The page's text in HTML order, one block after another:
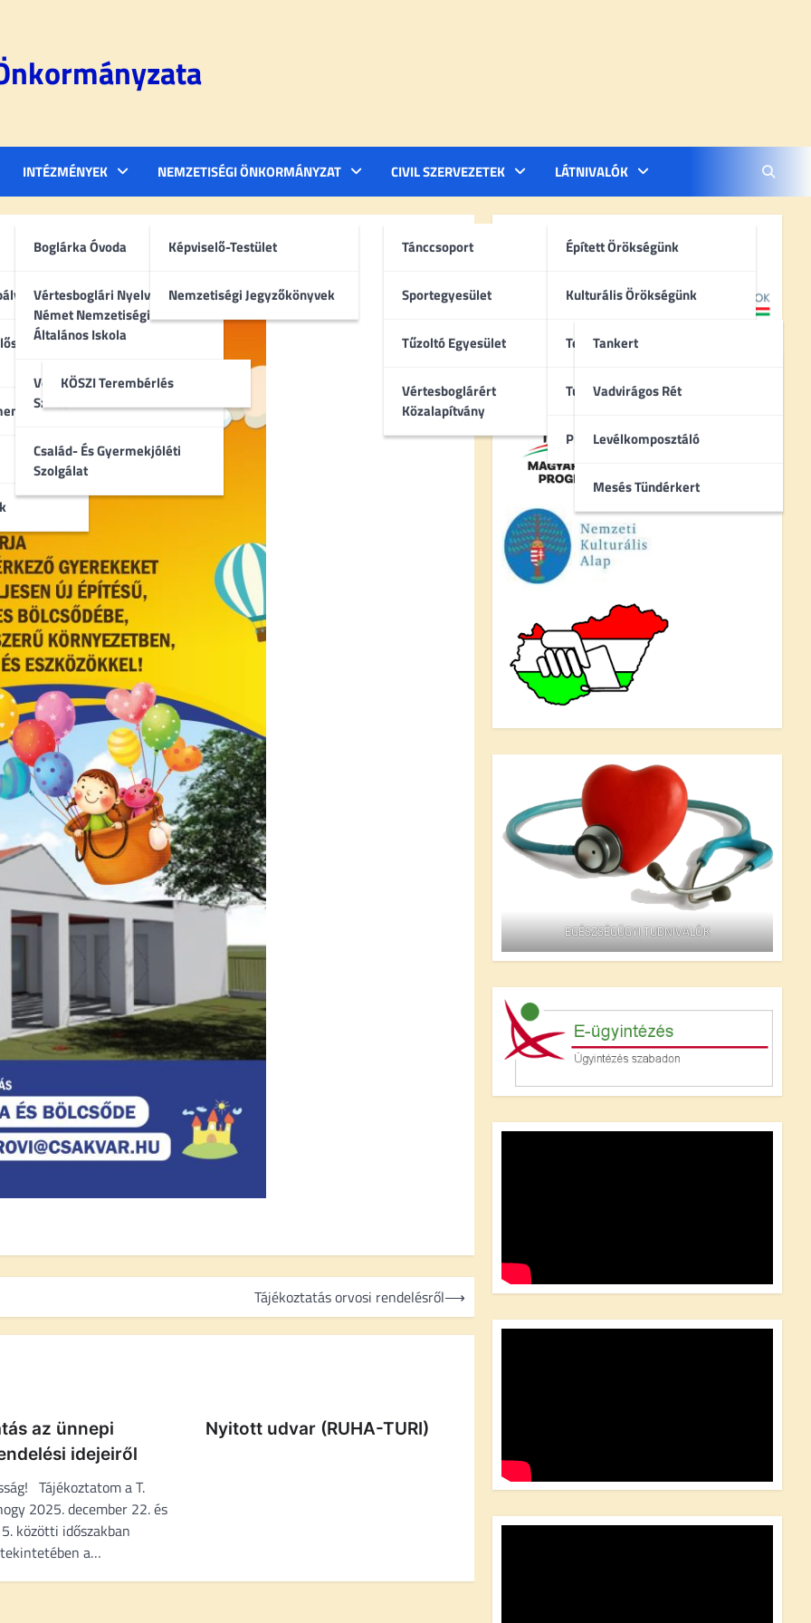
INTÉZMÉNYEK
Boglárka Óvoda
Vértesboglári Nyelvoktató
Német Nemzetiségi
Általános Iskola
Vértesboglári Közösségi
Színtér
KÖSZI Terembérlés
Család- És Gyermekjóléti
Szolgálat
NEMZETISÉGI ÖNKORMÁNYZAT
Képviselő-Testület
Nemzetiségi Jegyzőkönyvek
CIVIL SZERVEZETEK
Tánccsoport
Sportegyesület
Tűzoltó Egyesület
Vértesboglárért
Közalapítvány
LÁTNIVALÓK
Épített Örökségünk
Kulturális Örökségünk
Természeti Örökségünk
Tankert
Vadvirágos Rét
Levélkomposztáló
Mesés Tündérkert
Turisztikai Célpontok
Pincebokrok
Tájékoztatás orvosi rendelésről⟶
az ünnepi
idejeiről
Tájékoztatom a T.
2025. december 22. és
közötti időszakban
a…
Nyitott udvar (RUHA-TURI)
EGÉSZSÉGÜGYI TUDNIVALÓK